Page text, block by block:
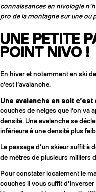
connaissances en nivologie
pro de la montagne sur une ou
UNE PETITE
POINT NIVO !
En hiver et notamment en ski
c’est l’avalanche.
Une avalanche en soit c’est
couches de neiges que l’on va
densité. Une avalanche se
inférieure à une densité plus
Le passage d’un skieur suffit à
de mètres de plusieurs milliers
Pour constater localement le
couches il vous suffit